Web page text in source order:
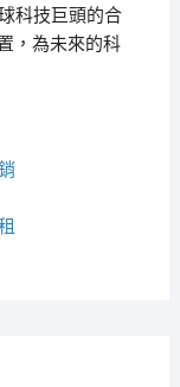
科技巨頭的合
，為未來的科